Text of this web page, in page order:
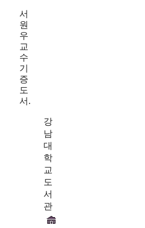
서
원
우
교
수
기
증
도
서.
강
남
대
학
교
도
서
관